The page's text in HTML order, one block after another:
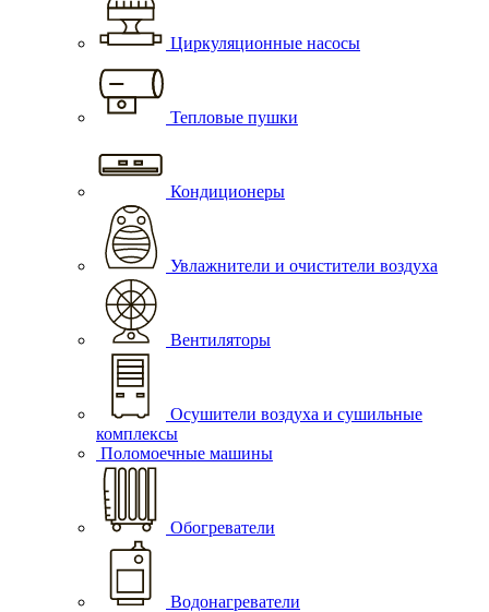
Циркуляционные насосы
Тепловые пушки
Кондиционеры
Увлажнители и очистители воздуха
Вентиляторы
Осушители воздуха и сушильные
комплексы
Поломоечные машины
Обогреватели
Водонагреватели